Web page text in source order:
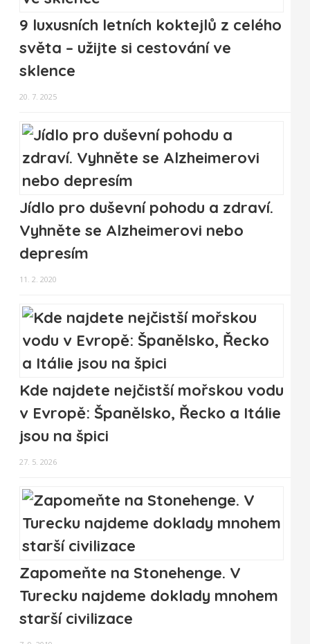
9 luxusních letních koktejlů z celého
světa – užijte si cestování ve
sklence
20. 7. 2025
Jídlo pro duševní pohodu a zdraví.
Vyhněte se Alzheimerovi nebo
depresím
11. 2. 2020
Kde najdete nejčistší mořskou vodu
v Evropě: Španělsko, Řecko a Itálie
jsou na špici
27. 5. 2026
Zapomeňte na Stonehenge. V
Turecku najdeme doklady mnohem
starší civilizace